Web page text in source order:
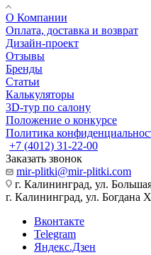
О Компании
Оплата, доставка и возврат
Дизайн-проект
Отзывы
Бренды
Статьи
Калькуляторы
3D-тур по салону
Положение о конкурсе
Политика
+7 (4012) 31-22-00
Заказать звонок
mir-plitki@mir-plitki.com
г. Калининград, ул.
г. Калининград, ул. Богдана
Вконтакте
Telegram
Яндекс.Дзен